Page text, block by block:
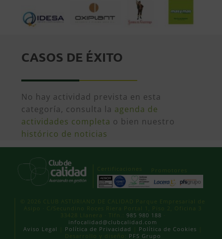
CASOS DE ÉXITO
No hay actividad prevista en esta
categoría, consulta la agenda de
actividades completa o bien nuestro
histórico de noticias
Certificaciones Promotores
© 2026 CLUB ASTURIANO DE CALIDAD Parque Empresarial de
Asipo · C/Secundino Roces Riera Portal 1, Piso 2, Oficina 3
33428 Llanera · Tlfn.: 985 980 188
infocalidad@clubcalidad.com
Aviso Legal
Política de Privacidad Política de Cookies
Desarrollo y diseño:
PFS Grupo